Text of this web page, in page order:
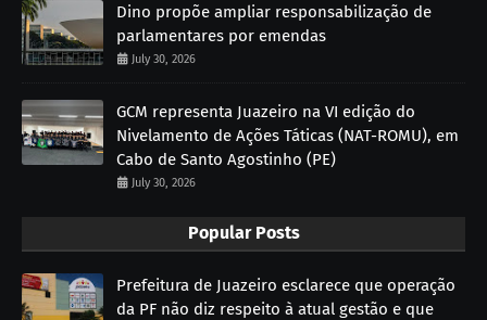
Dino propõe ampliar responsabilização de
parlamentares por emendas
July 30, 2026
GCM representa Juazeiro na VI edição do
Nivelamento de Ações Táticas (NAT-ROMU), em
Cabo de Santo Agostinho (PE)
July 30, 2026
Popular Posts
Prefeitura de Juazeiro esclarece que operação
da PF não diz respeito à atual gestão e que